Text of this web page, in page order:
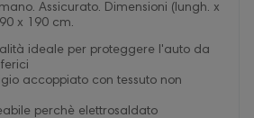
Assicurato. Dimensioni (lungh. x
x 190 cm.
ideale per proteggere l'auto da
accoppiato con tessuto non
perchè elettrosaldato